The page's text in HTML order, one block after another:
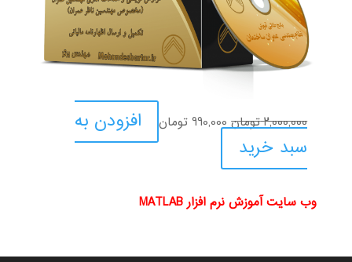
2,000,000تومان قیمت
اصلی:
2,000,000 تومان
بود.
990,000تومان قیمت
فعلی:
990,000 تومان.
افزودن به
سبد خرید
وب سایت آموزش نرم افزار MATLAB